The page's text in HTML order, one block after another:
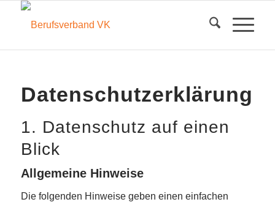
Datenschutz­erklärung
1. Datenschutz auf einen
Blick
Allgemeine Hinweise
Die folgenden Hinweise geben einen einfachen